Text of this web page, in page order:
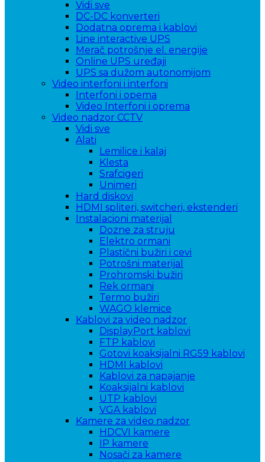
Vidi sve
DC-DC konverteri
Dodatna oprema i kablovi
Line interactive UPS
Merač potrošnje el. energije
Online UPS uređaji
UPS sa dužom autonomijom
Video interfoni i interfoni
Interfoni i opema
Video Interfoni i oprema
Video nadzor CCTV
Vidi sve
Alati
Lemilice i kalaj
Klesta
Srafcigeri
Unimeri
Hard diskovi
HDMI spliteri, switcheri, ekstenderi
Instalacioni materijal
Dozne za struju
Elektro ormani
Plastični bužiri i cevi
Potrošni materijal
Prohromski bužiri
Rek ormani
Termo bužiri
WAGO klemice
Kablovi za video nadzor
DisplayPort kablovi
FTP kablovi
Gotovi koaksijalni RG59 kablovi
HDMI kablovi
Kablovi za napajanje
Koaksijalni kablovi
UTP kablovi
VGA kablovi
Kamere za video nadzor
HDCVI kamere
IP kamere
Nosači za kamere